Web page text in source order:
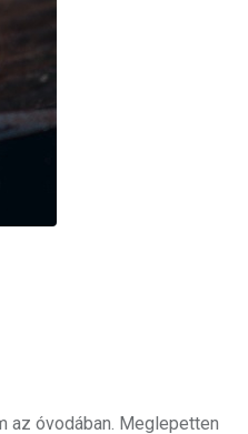
az óvodában. Meglepetten